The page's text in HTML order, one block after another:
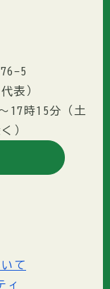
5
代表）
17時15分（土
）
て
ィ